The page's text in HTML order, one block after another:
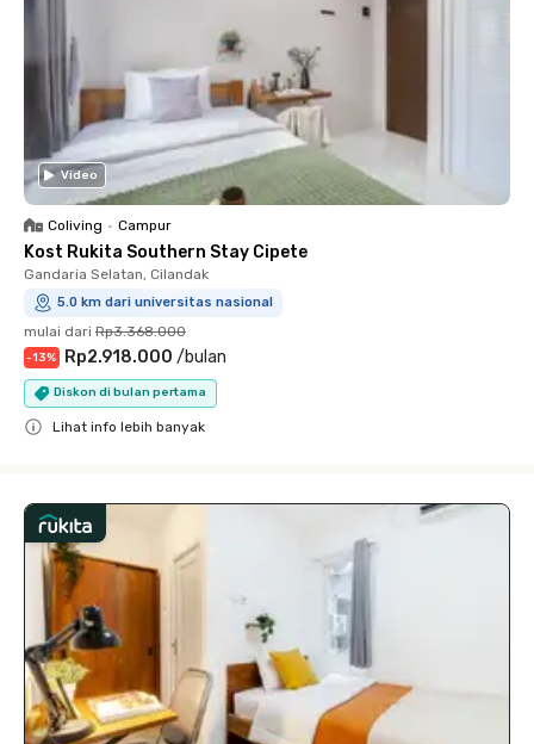
Video
Coliving • Campur
Kost Rukita Southern Stay Cipete
Gandaria Selatan, Cilandak
5.0 km dari universitas nasional
mulai dari Rp3.368.000
-13% Rp2.918.000 /bulan
Diskon di bulan pertama
Lihat info lebih banyak